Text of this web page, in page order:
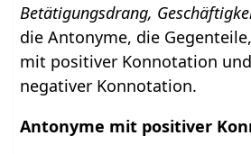
Betätigungsdrang,
die Antonyme, die
mit positiver Konnotation
negativer Konnotation.
Antonyme mit positiver